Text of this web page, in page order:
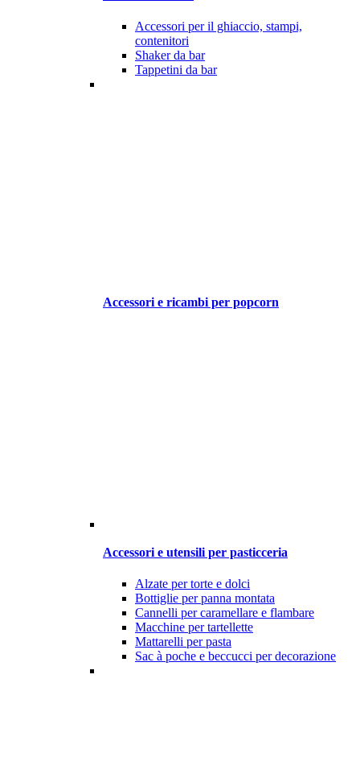
Accessori per il ghiaccio, stampi,
contenitori
Shaker da bar
Tappetini da bar
Accessori e ricambi per popcorn
Accessori e utensili per pasticceria
Alzate per torte e dolci
Bottiglie per panna montata
Cannelli per caramellare e flambare
Macchine per tartellette
Mattarelli per pasta
Sac à poche e beccucci per decorazione